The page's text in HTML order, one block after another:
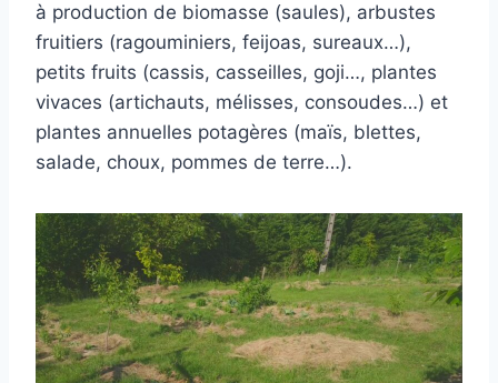
à production de biomasse (saules), arbustes
fruitiers (ragouminiers, feijoas, sureaux…),
petits fruits (cassis, casseilles, goji…, plantes
vivaces (artichauts, mélisses, consoudes…) et
plantes annuelles potagères (maïs, blettes,
salade, choux, pommes de terre…).